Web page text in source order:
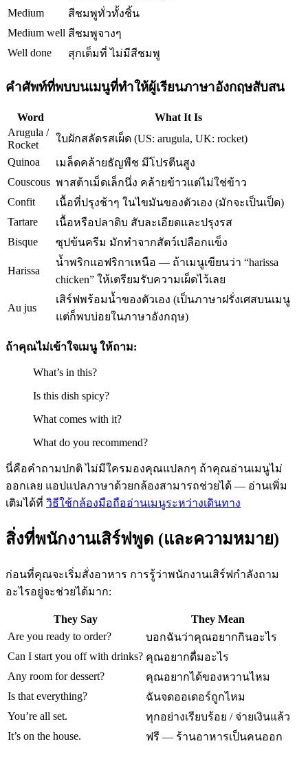
Medium
สีชมพูทั่วทั้งชิ้น
Medium well สีชมพูจางๆ
Well done
สุกเต็มที่ ไม่มีสีชมพู
คำศัพท์ที่พบบนเมนูที่ทำให้ผู้เรียนภาษาอังกฤษสับสน
Word
What It Is
Arugula /
Rocket
ใบผักสลัดรสเผ็ด (US: arugula, UK: rocket)
Quinoa
เมล็ดคล้ายธัญพืช มีโปรตีนสูง
Couscous พาสต้าเม็ดเล็กนึ่ง คล้ายข้าวแต่ไม่ใช่ข้าว
Confit
เนื้อที่ปรุงช้าๆ ในไขมันของตัวเอง (มักจะเป็นเป็ด)
Tartare
เนื้อหรือปลาดิบ สับละเอียดและปรุงรส
Bisque
ซุปข้นครีม มักทำจากสัตว์เปลือกแข็ง
Harissa
น้ำพริกแอฟริกาเหนือ — ถ้าเมนูเขียนว่า “harissa
chicken” ให้เตรียมรับความเผ็ดไว้เลย
Au jus
เสิร์ฟพร้อมน้ำของตัวเอง (เป็นภาษาฝรั่งเศสบนเมนู
แต่ก็พบบ่อยในภาษาอังกฤษ)
ถ้าคุณไม่เข้าใจเมนู ให้ถาม:
What’s in this?
Is this dish spicy?
What comes with it?
What do you recommend?
นี่คือคำถามปกติ ไม่มีใครมองคุณแปลกๆ ถ้าคุณอ่านเมนูไม่
ออกเลย แอปแปลภาษาด้วยกล้องสามารถช่วยได้ — อ่านเพิ่ม
เติมได้ที่ วิธีใช้กล้องมือถืออ่านเมนูระหว่างเดินทาง
สิ่งที่พนักงานเสิร์ฟพูด (และความหมาย)
ก่อนที่คุณจะเริ่มสั่งอาหาร การรู้ว่าพนักงานเสิร์ฟกำลังถาม
อะไรอยู่จะช่วยได้มาก:
They Say
They Mean
Are you ready to order?
บอกฉันว่าคุณอยากกินอะไร
Can I start you off with drinks? คุณอยากดื่มอะไร
Any room for dessert?
คุณอยากได้ของหวานไหม
Is that everything?
ฉันจดออเดอร์ถูกไหม
You’re all set.
ทุกอย่างเรียบร้อย / จ่ายเงินแล้ว
It’s on the house.
ฟรี — ร้านอาหารเป็นคนออก